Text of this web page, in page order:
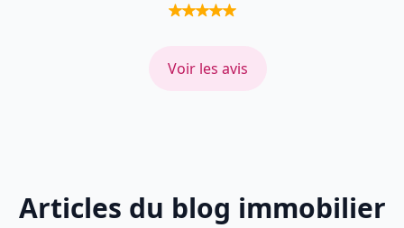
Voir les avis
Articles du blog immobilier